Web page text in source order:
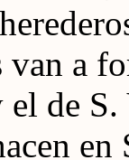
van a
el de
en